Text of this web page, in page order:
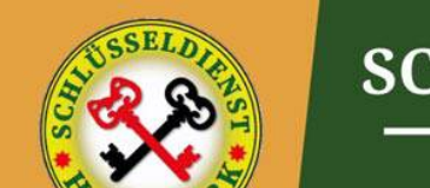
springen